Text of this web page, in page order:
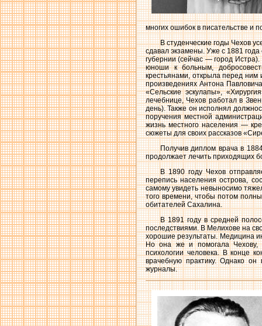
многих ошибок в писательстве и
В студенческие годы Чехов
сдавал экзамены. Уже с 1881 года
губернии (сейчас — город
юноши к больным,
крестьянами, открыла перед ним
произведениях Антона
«Сельские эскулапы»,
лечебнице, Чехов работал в
день). Также он исполнял
поручения местной
жизнь местного населения —
сюжеты для своих рассказов
Получив диплом врача в
продолжает лечить приходящих
В 1890 году Чехов
перепись населения острова,
самому увидеть невыносимо
того времени, чтобы потом
обитателей Сахалина.
В 1891 году в средней
последствиями. В Мелихове на
хорошие результаты. Медицина
Но она же и помогала Чехову,
психологии человека. В конце
врачебную практику. Однако
журналы.